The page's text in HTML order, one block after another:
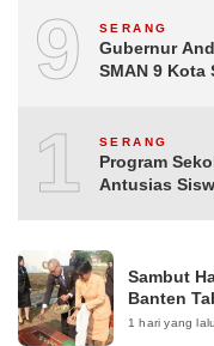
9 SERANG
Gubernur
SMAN 9 Kota
10SERANG
Program
Antusias
Sambut
Banten
1 hari yang lalu